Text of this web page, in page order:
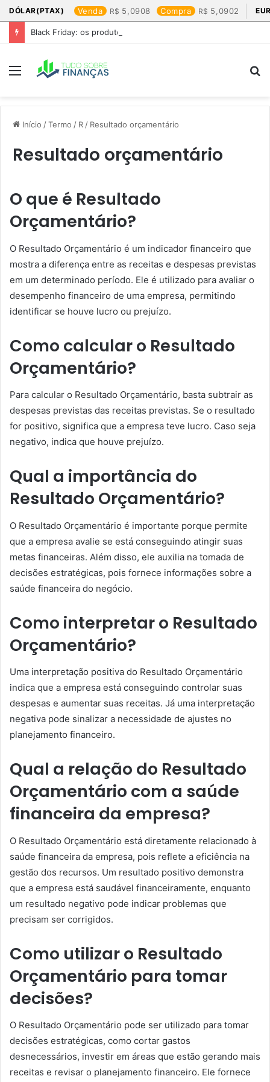
DÓLAR(PTAX) Venda 5,0908 Compra 5,0902
Black Friday: os produtos que mais valem a pena
Menu
Início /Termo / R / Resultado orçamentário
Resultado orçamentário
O que é Resultado
Orçamentário?
O Resultado Orçamentário é um indicador financeiro que
mostra a diferença entre as receitas e despesas previstas
em um determinado período. Ele é utilizado para avaliar o
desempenho financeiro de uma empresa, permitindo
identificar se houve lucro ou prejuízo.
Como calcular o Resultado
Orçamentário?
Para calcular o Resultado Orçamentário, basta subtrair as
despesas previstas das receitas previstas. Se o resultado
for positivo, significa que a empresa teve lucro. Caso seja
negativo, indica que houve prejuízo.
Qual a importância do
Resultado Orçamentário?
O Resultado Orçamentário é importante porque permite
que a empresa avalie se está conseguindo atingir suas
metas financeiras. Além disso, ele auxilia na tomada de
decisões estratégicas, pois fornece informações sobre a
saúde financeira do negócio.
Como interpretar o Resultado
Orçamentário?
Uma interpretação positiva do Resultado Orçamentário
indica que a empresa está conseguindo controlar suas
despesas e aumentar suas receitas. Já uma interpretação
negativa pode sinalizar a necessidade de ajustes no
planejamento financeiro.
Qual a relação do Resultado
Orçamentário com a saúde
financeira da empresa?
O Resultado Orçamentário está diretamente relacionado à
saúde financeira da empresa, pois reflete a eficiência na
gestão dos recursos. Um resultado positivo demonstra
que a empresa está saudável financeiramente, enquanto
um resultado negativo pode indicar problemas que
precisam ser corrigidos.
Como utilizar o Resultado
Orçamentário para tomar
decisões?
O Resultado Orçamentário pode ser utilizado para tomar
decisões estratégicas, como cortar gastos
desnecessários, investir em áreas que estão gerando mais
receitas e revisar o planejamento financeiro. Ele fornece